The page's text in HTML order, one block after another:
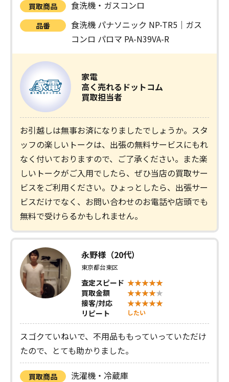
買取商品 食洗機・ガスコンロ
品番
食洗機 パナソニック NP-TR5｜ガス
コンロ パロマ PA-N39VA-R
家電
高く売れるドットコム
買取担当者
お引越しは無事お済になりましたでしょうか。スタ
ッフの楽しいトークは、出張の無料サービスにもれ
なく付いておりますので、ご了承ください。また楽
しいトークがご入用でしたら、ぜひ当店の買取サー
ビスをご利用ください。ひょっとしたら、出張サー
ビスだけでなく、お問い合わせのお電話や店頭でも
無料で受けらるかもしれません。
永野様（20代）
東京都台東区
査定スピード
買取金額
接客/対応
リピート
したい
スゴクていねいで、不用品ももっていっていただけ
たので、とても助かりました。
買取商品 洗濯機・冷蔵庫